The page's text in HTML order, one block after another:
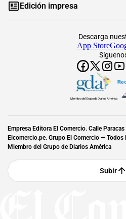
Edición impresa
Descarga
App Store
Miembro del Grupo de Diarios América
Empresa Editora El Comercio. Calle
Elcomercio.pe. Grupo El Comercio — Todos
Miembro del Grupo de Diarios América
Subir